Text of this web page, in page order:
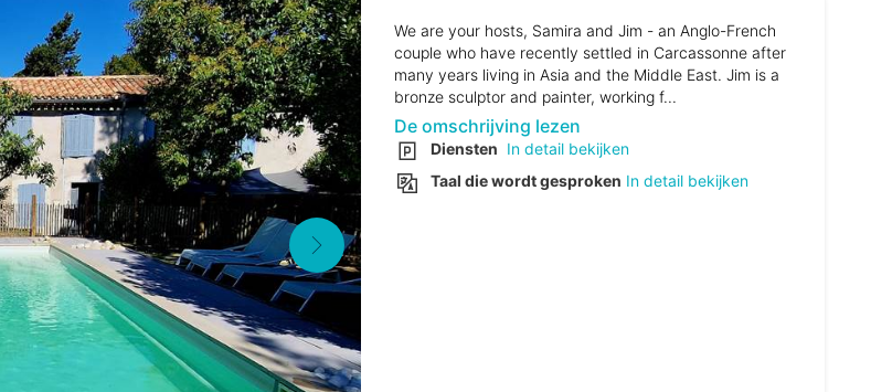
We are your hosts, Samira and Jim - an Anglo-French
couple who have recently settled in Carcassonne after
many years living in Asia and the Middle East. Jim is a
bronze sculptor and painter, working f...
De omschrijving lezen
Diensten In detail bekijken
Taal die wordt gesproken In detail bekijken